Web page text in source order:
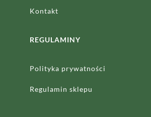
Kontakt
REGULAMINY
Polityka prywatności
Regulamin sklepu